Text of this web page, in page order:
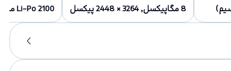
8 مگاپیکسل, 3264 × 2448 پیکسل
Li-Po 2100 میلی آمپر